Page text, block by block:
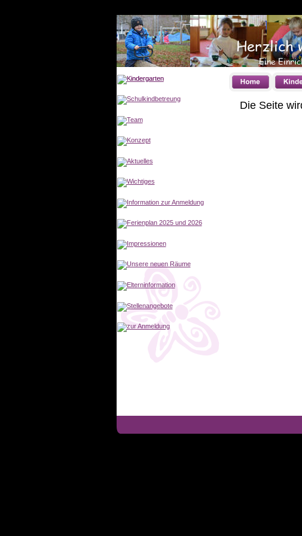
Die Seite
Herzlich
Eine